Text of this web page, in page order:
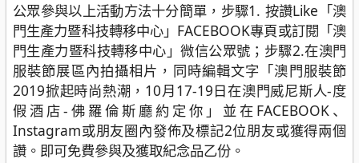
公眾參與以上活動方法十分簡單，步驟1. 按讚Like「澳
門生產力暨科技轉移中心」FACEBOOK專頁或訂閱「澳
門生產力暨科技轉移中心」微信公眾號；步驟2.在澳門
服裝節展區內拍攝相片，同時編輯文字「澳門服裝節
2019掀起時尚熱潮，10月17-19日在澳門威尼斯人-度
假酒店-佛羅倫斯廳約定你」並在FACEBOOK、
Instagram或朋友圈內發佈及標記2位朋友或獲得兩個
讚。即可免費參與及獲取紀念品乙份。